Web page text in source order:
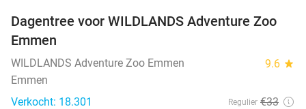
24%
Dagentree voor WILDLANDS Adventure Zoo
Emmen
WILDLANDS Adventure Zoo Emmen 9.6 star
Emmen
Verkocht: 18.301
Regulier €33